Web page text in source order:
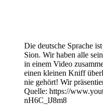
Die deutsche Sprache
Sion. Wir haben alle
in einem Video
einen kleinen Kniff
nie gehört! Wir
Quelle: https://
nH6C_lJ8m8